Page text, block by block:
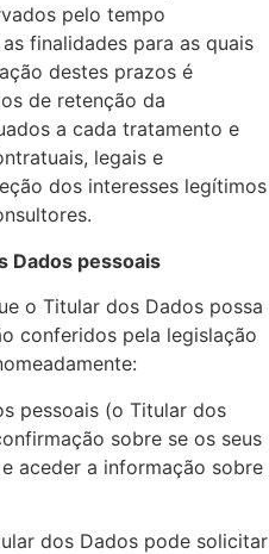
pelo tempo
finalidades para as quais
destes prazos é
de retenção da
a cada tratamento e
legais e
dos interesses legítimos
Dados pessoais
o Titular dos Dados possa
conferidos pela legislação
pessoais (o Titular dos
sobre se os seus
aceder a informação sobre
dos Dados pode solicitar